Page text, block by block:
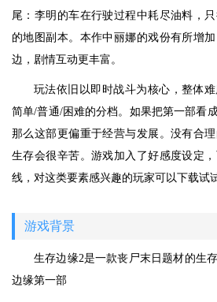
尾：李明的车在行驶过程中耗尽油料，
的地图副本。本作中丽娜的戏份有所增
边，剧情互动更丰富。
玩法依旧以即时战斗为核心，整体
简单/普通/困难的分档。如果把第一部看
那么这部更偏重于经营与发展。没有合
生存会很辛苦。游戏加入了好感度设定
线，对这类要素感兴趣的玩家可以下载试
游戏背景
生存边缘2是一款丧尸末日题材的生
边缘第一部